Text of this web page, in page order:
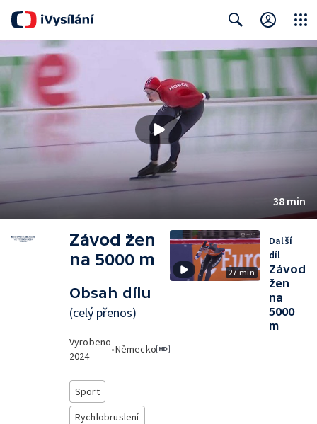
Search Close
38 min
Závod žen
na 5000 m
Obsah dílu
(celý přenos)
Vyrobeno
2024
•Německo
Sport
Rychlobruslení
27 min
Další
díl
Závod
žen
na
5000
m